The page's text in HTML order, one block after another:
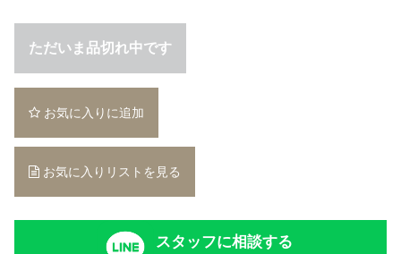
ただいま品切れ中です
お気に入りに追加
お気に入りリストを見る
スタッフに相談する